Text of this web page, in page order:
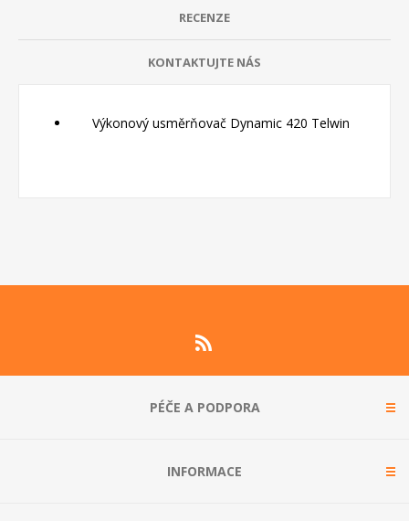
RECENZE
KONTAKTUJTE NÁS
Výkonový usměrňovač Dynamic 420 Telwin
PÉČE A PODPORA
INFORMACE